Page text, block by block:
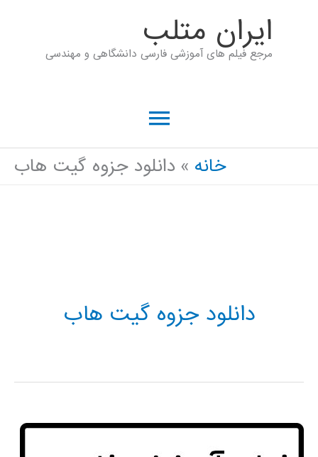
ايران متلب
مرجع فیلم های آموزشی فارسی دانشگاهی و مهندسی
فهرست
اصلی
خانه دانلود جزوه گیت هاب
دانلود جزوه گیت هاب